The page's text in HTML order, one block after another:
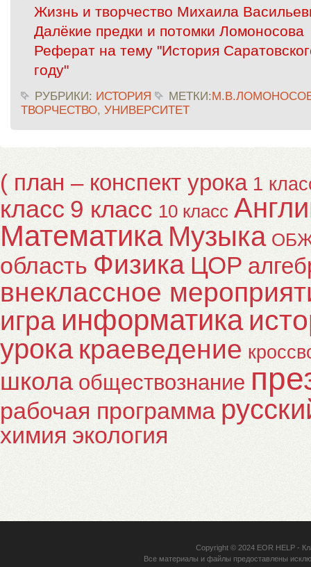
Жизнь и творчество Михаила
Далёкие предки и потомки Ломоносова
Реферат на тему "История
году"
РУБРИКИ: ИСТОРИЯ МЕТКИ:
ТВОРЧЕСТВО, УНИВЕРСИТЕТ
( план – конспект урока 1
класс 9 класс 10 класс
Математика Музыка
область Физика ЦОР
внеклассное
игра информатика
урока краеведение
школа обществознание
рабочая программа
химия экология
Copyright © 2024 EOR HELP-
Все материалы и файлы предоставлены